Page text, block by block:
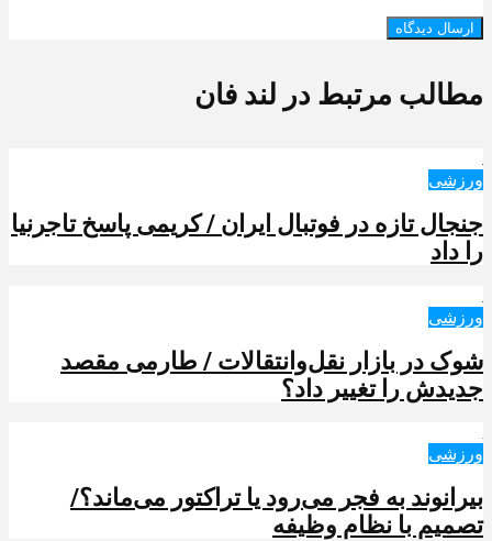
مطالب مرتبط در لند فان
ورزشی
جنجال تازه در فوتبال ایران / کریمی پاسخ تاجرنیا
را داد
ورزشی
شوک در بازار نقل‌وانتقالات / طارمی مقصد
جدیدش را تغییر داد؟
ورزشی
بیرانوند به فجر می‌رود یا تراکتور می‌ماند؟/
تصمیم با نظام وظیفه